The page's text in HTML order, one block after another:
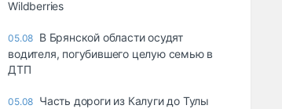
Wildberries
05.08 В Брянской области осудят
водителя, погубившего целую семью в
ДТП
05.08 Часть дороги из Калуги до Тулы